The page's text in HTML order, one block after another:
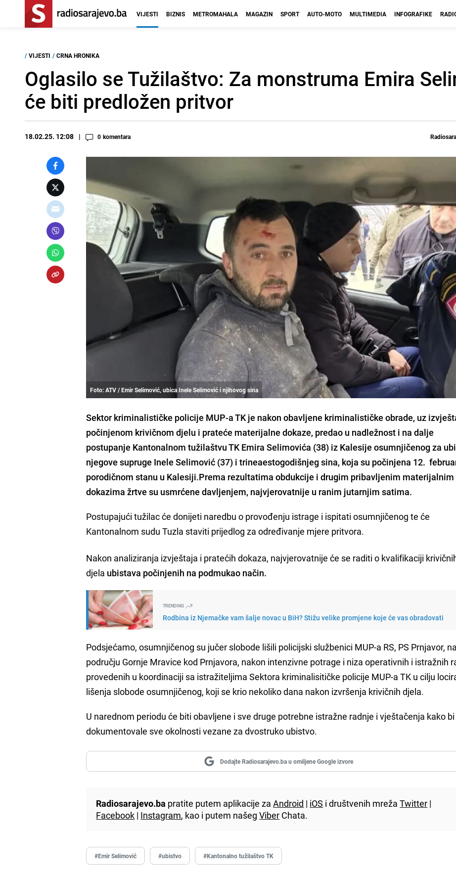
VIJESTI BIZNIS METROMAHALA MAGAZIN SPORT AUTO-MOTO MULTIMEDIA INFOGRAFIKE
/ VIJESTI / CRNA HRONIKA
Oglasilo se Tužilaštvo: Za monstruma Emira
će biti predložen pritvor
18.02.25. 12:08 0 komentara
Foto: ATV / Emir Selimović, ubica Inele Selimović i njihovog sina
Sektor kriminalističke policije MUP-a TK je nakon obavljene kriminalističke obrade, uz
počinjenom krivičnom djelu i prateće materijalne dokaze, predao u nadležnost i na dalje
postupanje Kantonalnom tužilaštvu TK Emira Selimovića (38) iz Kalesije osumnjičenog za
njegove supruge Inele Selimović (37) i trineaestogodišnjeg sina, koja su počinjena 12.
porodičnom stanu u Kalesiji.Prema rezultatima obdukcije i drugim pribavljenim materijalnim
dokazima žrtve su usmrćene davljenjem, najvjerovatnije u ranim jutarnjim satima.
Postupajući tužilac će donijeti naredbu o provođenju istrage i ispitati osumnjičenog te će
Kantonalnom sudu Tuzla staviti prijedlog za određivanje mjere pritvora.
Nakon analiziranja izvještaja i pratećih dokaza, najvjerovatnije će se raditi o kvalifikaciji
djela ubistava počinjenih na podmukao način.
TRENDING
Rodbina iz Njemačke vam šalje novac u BiH? Stižu velike promjene koje će vas obradovati
Podsjećamo, osumnjičenog su jučer slobode lišili policijski službenici MUP-a RS, PS Prnjavor, na
području Gornje Mravice kod Prnjavora, nakon intenzivne potrage i niza operativnih i istražnih
provedenih u koordinaciji sa istražiteljima Sektora kriminalisitičke policije MUP-a TK u cilju
lišenja slobode osumnjičenog, koji se krio nekoliko dana nakon izvršenja krivičnih djela.
U narednom periodu će biti obavljene i sve druge potrebne istražne radnje i vještačenja kako bi
dokumentovale sve okolnosti vezane za dvostruko ubistvo.
Dodajte Radiosarajevo.ba u omiljene Google izvore
Radiosarajevo.ba pratite putem aplikacije zaAndroid | iOS i društvenih mrežaTwitter |
Facebook | Instagram, kao i putem našegViber Chata.
#Emir Selimović #ubistvo #Kantonalno tužilaštvo TK